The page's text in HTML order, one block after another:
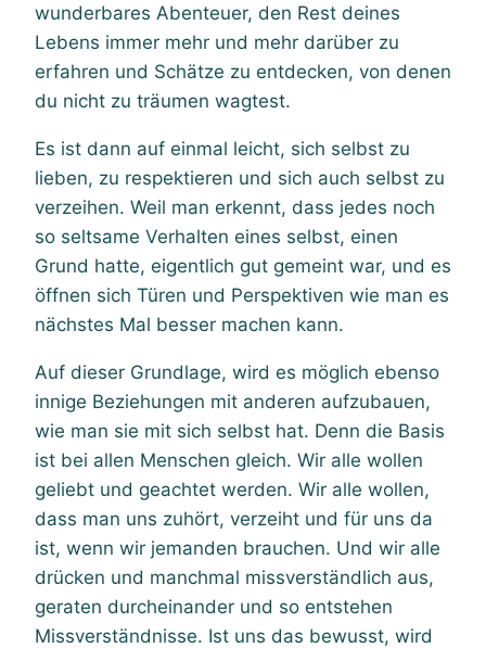
wunderbares Abenteuer, den Rest deines
Lebens immer mehr und mehr darüber zu
erfahren und Schätze zu entdecken, von denen
du nicht zu träumen wagtest.
Es ist dann auf einmal leicht, sich selbst zu
lieben, zu respektieren und sich auch selbst zu
verzeihen. Weil man erkennt, dass jedes noch
so seltsame Verhalten eines selbst, einen
Grund hatte, eigentlich gut gemeint war, und es
öffnen sich Türen und Perspektiven wie man es
nächstes Mal besser machen kann.
Auf dieser Grundlage, wird es möglich ebenso
innige Beziehungen mit anderen aufzubauen,
wie man sie mit sich selbst hat. Denn die Basis
ist bei allen Menschen gleich. Wir alle wollen
geliebt und geachtet werden. Wir alle wollen,
dass man uns zuhört, verzeiht und für uns da
ist, wenn wir jemanden brauchen. Und wir alle
drücken und manchmal missverständlich aus,
geraten durcheinander und so entstehen
Missverständnisse. Ist uns das bewusst, wird